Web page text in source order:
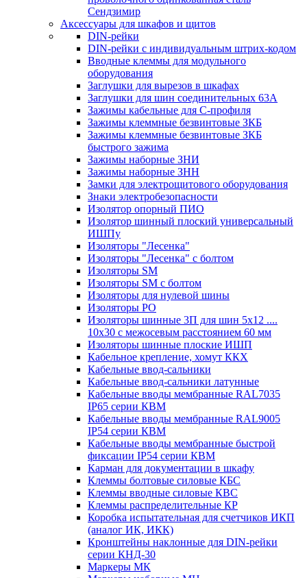
Сендзимир
Аксессуары для шкафов и щитов
DIN-рейки
DIN-рейки с индивидуальным штрих-кодом
Вводные клеммы для модульного
оборудования
Заглушки для вырезов в шкафах
Заглушки для шин соединительных 63А
Зажимы кабельные для С-профиля
Зажимы клеммные безвинтовые ЗКБ
Зажимы клеммные безвинтовые ЗКБ
быстрого зажима
Зажимы наборные ЗНИ
Зажимы наборные ЗНН
Замки для электрощитового оборудования
Знаки электробезопасности
Изолятор опорный ПИО
Изолятор шинный плоский универсальный
ИШПу
Изоляторы "Лесенка"
Изоляторы "Лесенка" с болтом
Изоляторы SM
Изоляторы SM c болтом
Изоляторы для нулевой шины
Изоляторы РО
Изоляторы шинные 3П для шин 5х12 ....
10х30 с межосевым расстоянием 60 мм
Изоляторы шинные плоские ИШП
Кабельное крепление, хомут ККХ
Кабельные ввод-сальники
Кабельные ввод-сальники латунные
Кабельные вводы мембранные RAL7035
IP65 серии КВМ
Кабельные вводы мембранные RAL9005
IP54 серии КВМ
Кабельные вводы мембранные быстрой
фиксации IP54 серии КВМ
Карман для документации в шкафу
Клеммы болтовые силовые КБС
Клеммы вводные силовые КВС
Клеммы распределительные КР
Коробка испытательная для счетчиков ИКП
(аналог ИК, ИКК)
Кронштейны наклонные для DIN-рейки
серии КНД-30
Маркеры МК